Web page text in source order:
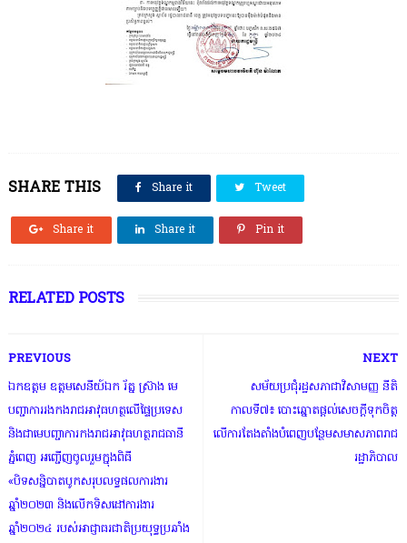
SHARE THIS Share it Tweet
Share it Share it Pin it
RELATED POSTS
NEXT
សម័យប្រជុំរដ្ឋសភាជាវិសាមញ្ញ នីតិ
កាលទី៧៖ បោះឆ្នោតផ្តល់សេចក្តីទុកចិត្ត
លើការតែងតាំងបំពេញបន្ថែមសមាសភាពរាជ
រដ្ឋាភិបាល
PREVIOUS
ឯកឧត្តម ឧត្តមសេនីយ៍ឯក រ័ត្ន ស៊្រាង មេ
បញ្ជាការរងកងរាជអាវុធហត្ថលើផ្ទៃប្រទេស
និងជាមេបញ្ជាការកងរាជអាវុធហត្ថរាជធានី
ភ្នំពេញ អញ្ជើញចូលរួមក្នុងពិធី
«បិទសន្និបាតបូកសរុបលទ្ធផលការងារ
ឆ្នាំ២០២៣ និងលើកទិសដៅការងារ
ឆ្នាំ២០២៤ របស់អាជ្ញាធរជាតិប្រយុទ្ធប្រឆាំង